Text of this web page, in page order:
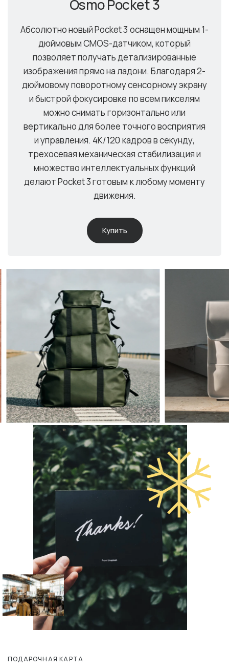
Osmo Pocket 3
Абсолютно новый Pocket 3 оснащен мощным 1-
дюймовым CMOS-датчиком, который
позволяет получать детализированные
изображения прямо на ладони. Благодаря 2-
дюймовому поворотному сенсорному экрану
и быстрой фокусировке по всем пикселям
можно снимать горизонтально или
вертикально для более точного восприятия
и управления. 4K/120 кадров в секунду,
трехосевая механическая стабилизация и
множество интеллектуальных функций
делают Pocket 3 готовым к любому моменту
движения.
Купить
ПОДАРОЧНАЯ КАРТА